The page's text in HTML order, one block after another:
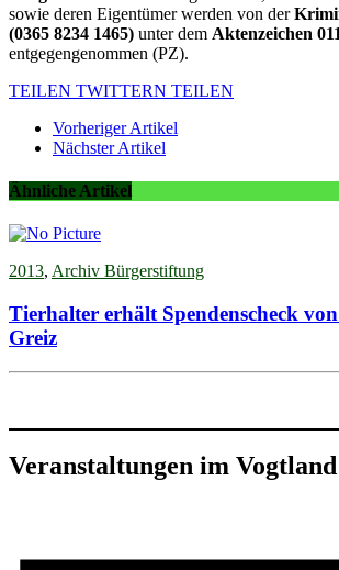
sowie deren Eigentümer werden von der
(0365 8234 1465) unter dem Aktenzeichen
entgegengenommen (PZ).
TEILEN TWITTERN TEILEN
Vorheriger Artikel
Nächster Artikel
Ähnliche Artikel
2013, Archiv Bürgerstiftung
Tierhalter erhält Spendenscheck
Greiz
Veranstaltungen im Vogtland